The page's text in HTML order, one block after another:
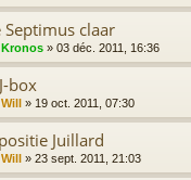
Septimus claar
Kronos » 03 déc. 2011, 16:36
box
Will » 19 oct. 2011, 07:30
Juillard
Will » 23 sept. 2011, 21:03